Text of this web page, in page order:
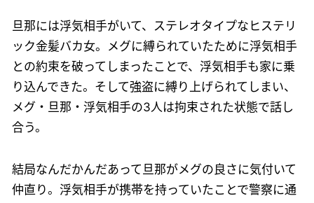
旦那には浮気相手がいて、ステレオタイプなヒステリ
ック金髪バカ女。メグに縛られていたために浮気相手
との約束を破ってしまったことで、浮気相手も家に乗
り込んできた。そして強盗に縛り上げられてしまい、
メグ・旦那・浮気相手の3人は拘束された状態で話し
合う。
結局なんだかんだあって旦那がメグの良さに気付いて
仲直り。浮気相手が携帯を持っていたことで警察に通